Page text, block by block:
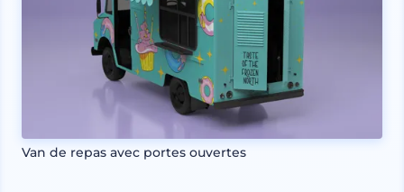
Van de repas avec portes ouvertes